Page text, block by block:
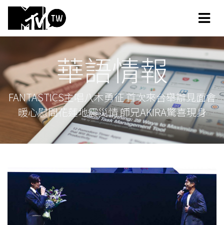
華語情報
FANTASTICS主唱八木勇征 首次來台舉辦見面會
暖心慰問花蓮地震災情 師兄AKIRA驚喜現身